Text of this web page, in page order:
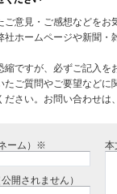
意見・ご感想などをお
社ホームページや新聞・
ですが、必ずご記入を
ご質問やご要望などに
さい。お問い合わせは、
ーム）※
開されません）